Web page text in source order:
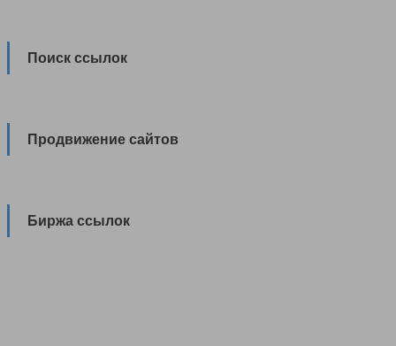
Поиск ссылок
Продвижение сайтов
Биржа ссылок